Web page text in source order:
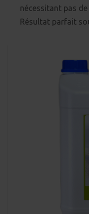
nécessitant pas
Résultat parfait